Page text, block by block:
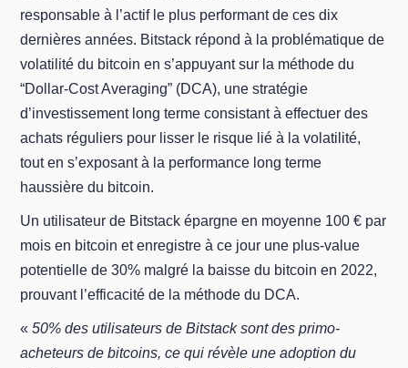
responsable à l’actif le plus performant de ces dix
dernières années. Bitstack répond à la problématique de
volatilité du bitcoin en s’appuyant sur la méthode du
“Dollar-Cost Averaging” (DCA), une stratégie
d’investissement long terme consistant à effectuer des
achats réguliers pour lisser le risque lié à la volatilité,
tout en s’exposant à la performance long terme
haussière du bitcoin.
Un utilisateur de Bitstack épargne en moyenne 100 € par
mois en bitcoin et enregistre à ce jour une plus-value
potentielle de 30% malgré la baisse du bitcoin en 2022,
prouvant l’efficacité de la méthode du DCA.
«50% des utilisateurs de Bitstack sont des primo-
acheteurs de bitcoins, ce qui révèle une adoption du